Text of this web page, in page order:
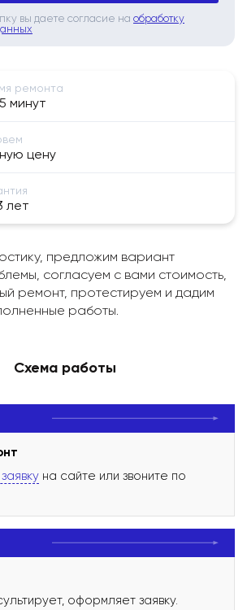
вы даете согласие на обработку
ремонта
минут
цену
лет
предложим вариант
согласуем с вами стоимость,
ремонт, протестируем и дадим
работы.
Схема работы
на сайте или звоните по
оформляет заявку.